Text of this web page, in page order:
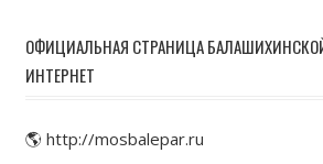
ОФИЦИАЛЬНАЯ СТРАНИЦА
ИНТЕРНЕТ
🌎 http://mosbalepar.ru